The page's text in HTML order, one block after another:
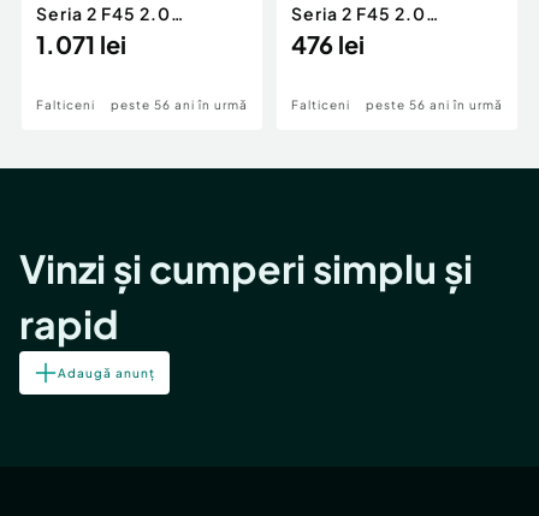
Seria 2 F45 2.0
Motorina 2016
1.071 lei
Falticeni peste 56 ani în urmă
Seria 2 F45 2.0
Motorina 2016
476 lei
Falticeni peste 56 ani în urmă
Vinzi și cumperi simplu și
rapid
Adaugă anunț